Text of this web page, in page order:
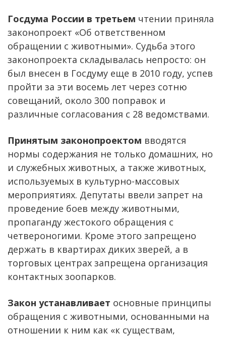
Госдума России в третьем чтении приняла
законопроект «Об ответственном
обращении с животными». Судьба этого
законопроекта складывалась непросто: он
был внесен в Госдуму еще в 2010 году, успев
пройти за эти восемь лет через сотню
совещаний, около 300 поправок и
различные согласования с 28 ведомствами.
Принятым законопроектом вводятся
нормы содержания не только домашних, но
и служебных животных, а также животных,
используемых в культурно-массовых
мероприятиях. Депутаты ввели запрет на
проведение боев между животными,
пропаганду жестокого обращения с
четвероногими. Кроме этого запрещено
держать в квартирах диких зверей, а в
торговых центрах запрещена организация
контактных зоопарков.
Закон устанавливает основные принципы
обращения с животными, основанными на
отношении к ним как «к существам,